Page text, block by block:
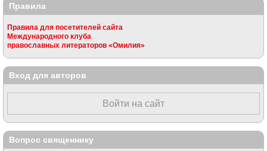
Правила
Правила для посетителей сайта
Международного клуба
православных литераторов «Омилия»
Вход для авторов
Войти на сайт
Вопрос священнику